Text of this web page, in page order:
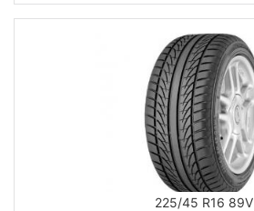
225/45 R16 89V